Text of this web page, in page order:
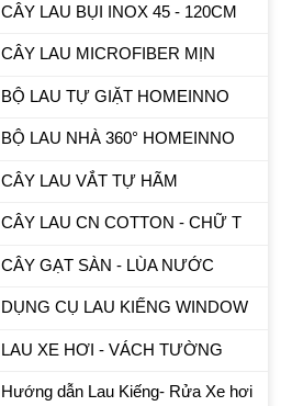
CÂY LAU BỤI INOX 45 - 120CM
CÂY LAU MICROFIBER MỊN
BỘ LAU TỰ GIẶT HOMEINNO
BỘ LAU NHÀ 360° HOMEINNO
CÂY LAU VẮT TỰ HÃM
CÂY LAU CN COTTON - CHỮ T
CÂY GẠT SÀN - LÙA NƯỚC
DỤNG CỤ LAU KIẾNG WINDOW
LAU XE HƠI - VÁCH TƯỜNG
Hướng dẫn Lau Kiếng- Rửa Xe hơi